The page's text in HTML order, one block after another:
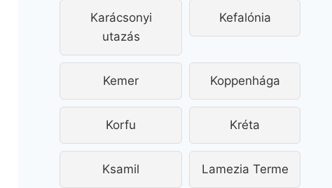
Karácsonyi
utazás
Kefalónia
Kemer Koppenhága
Korfu Kréta
Ksamil Lamezia Terme